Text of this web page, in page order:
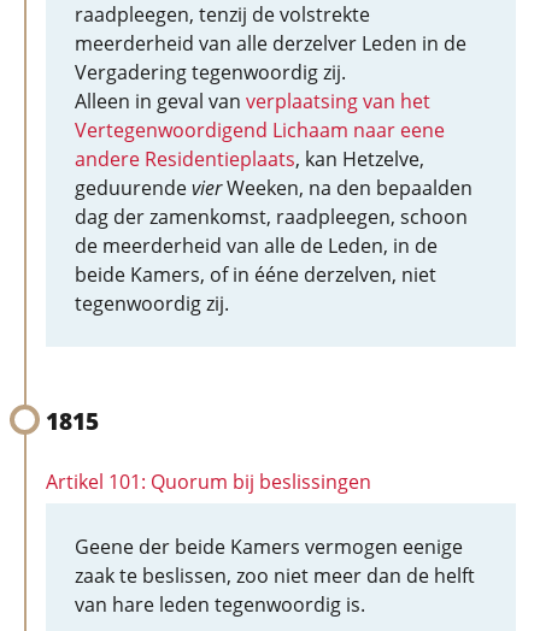
raadpleegen, tenzij de volstrekte
meerderheid van alle derzelver Leden in de
Vergadering tegenwoordig zij.
Alleen in geval van verplaatsing van het
Vertegenwoordigend Lichaam naar eene
andere Residentieplaats, kan Hetzelve,
geduurendevierWeeken, na den bepaalden
dag der zamenkomst, raadpleegen, schoon
de meerderheid van alle de Leden, in de
beide Kamers, of in ééne derzelven, niet
tegenwoordig zij.
1815
Artikel 101: Quorum bij beslissingen
Geene der beide Kamers vermogen eenige
zaak te beslissen, zoo niet meer dan de helft
van hare leden tegenwoordig is.